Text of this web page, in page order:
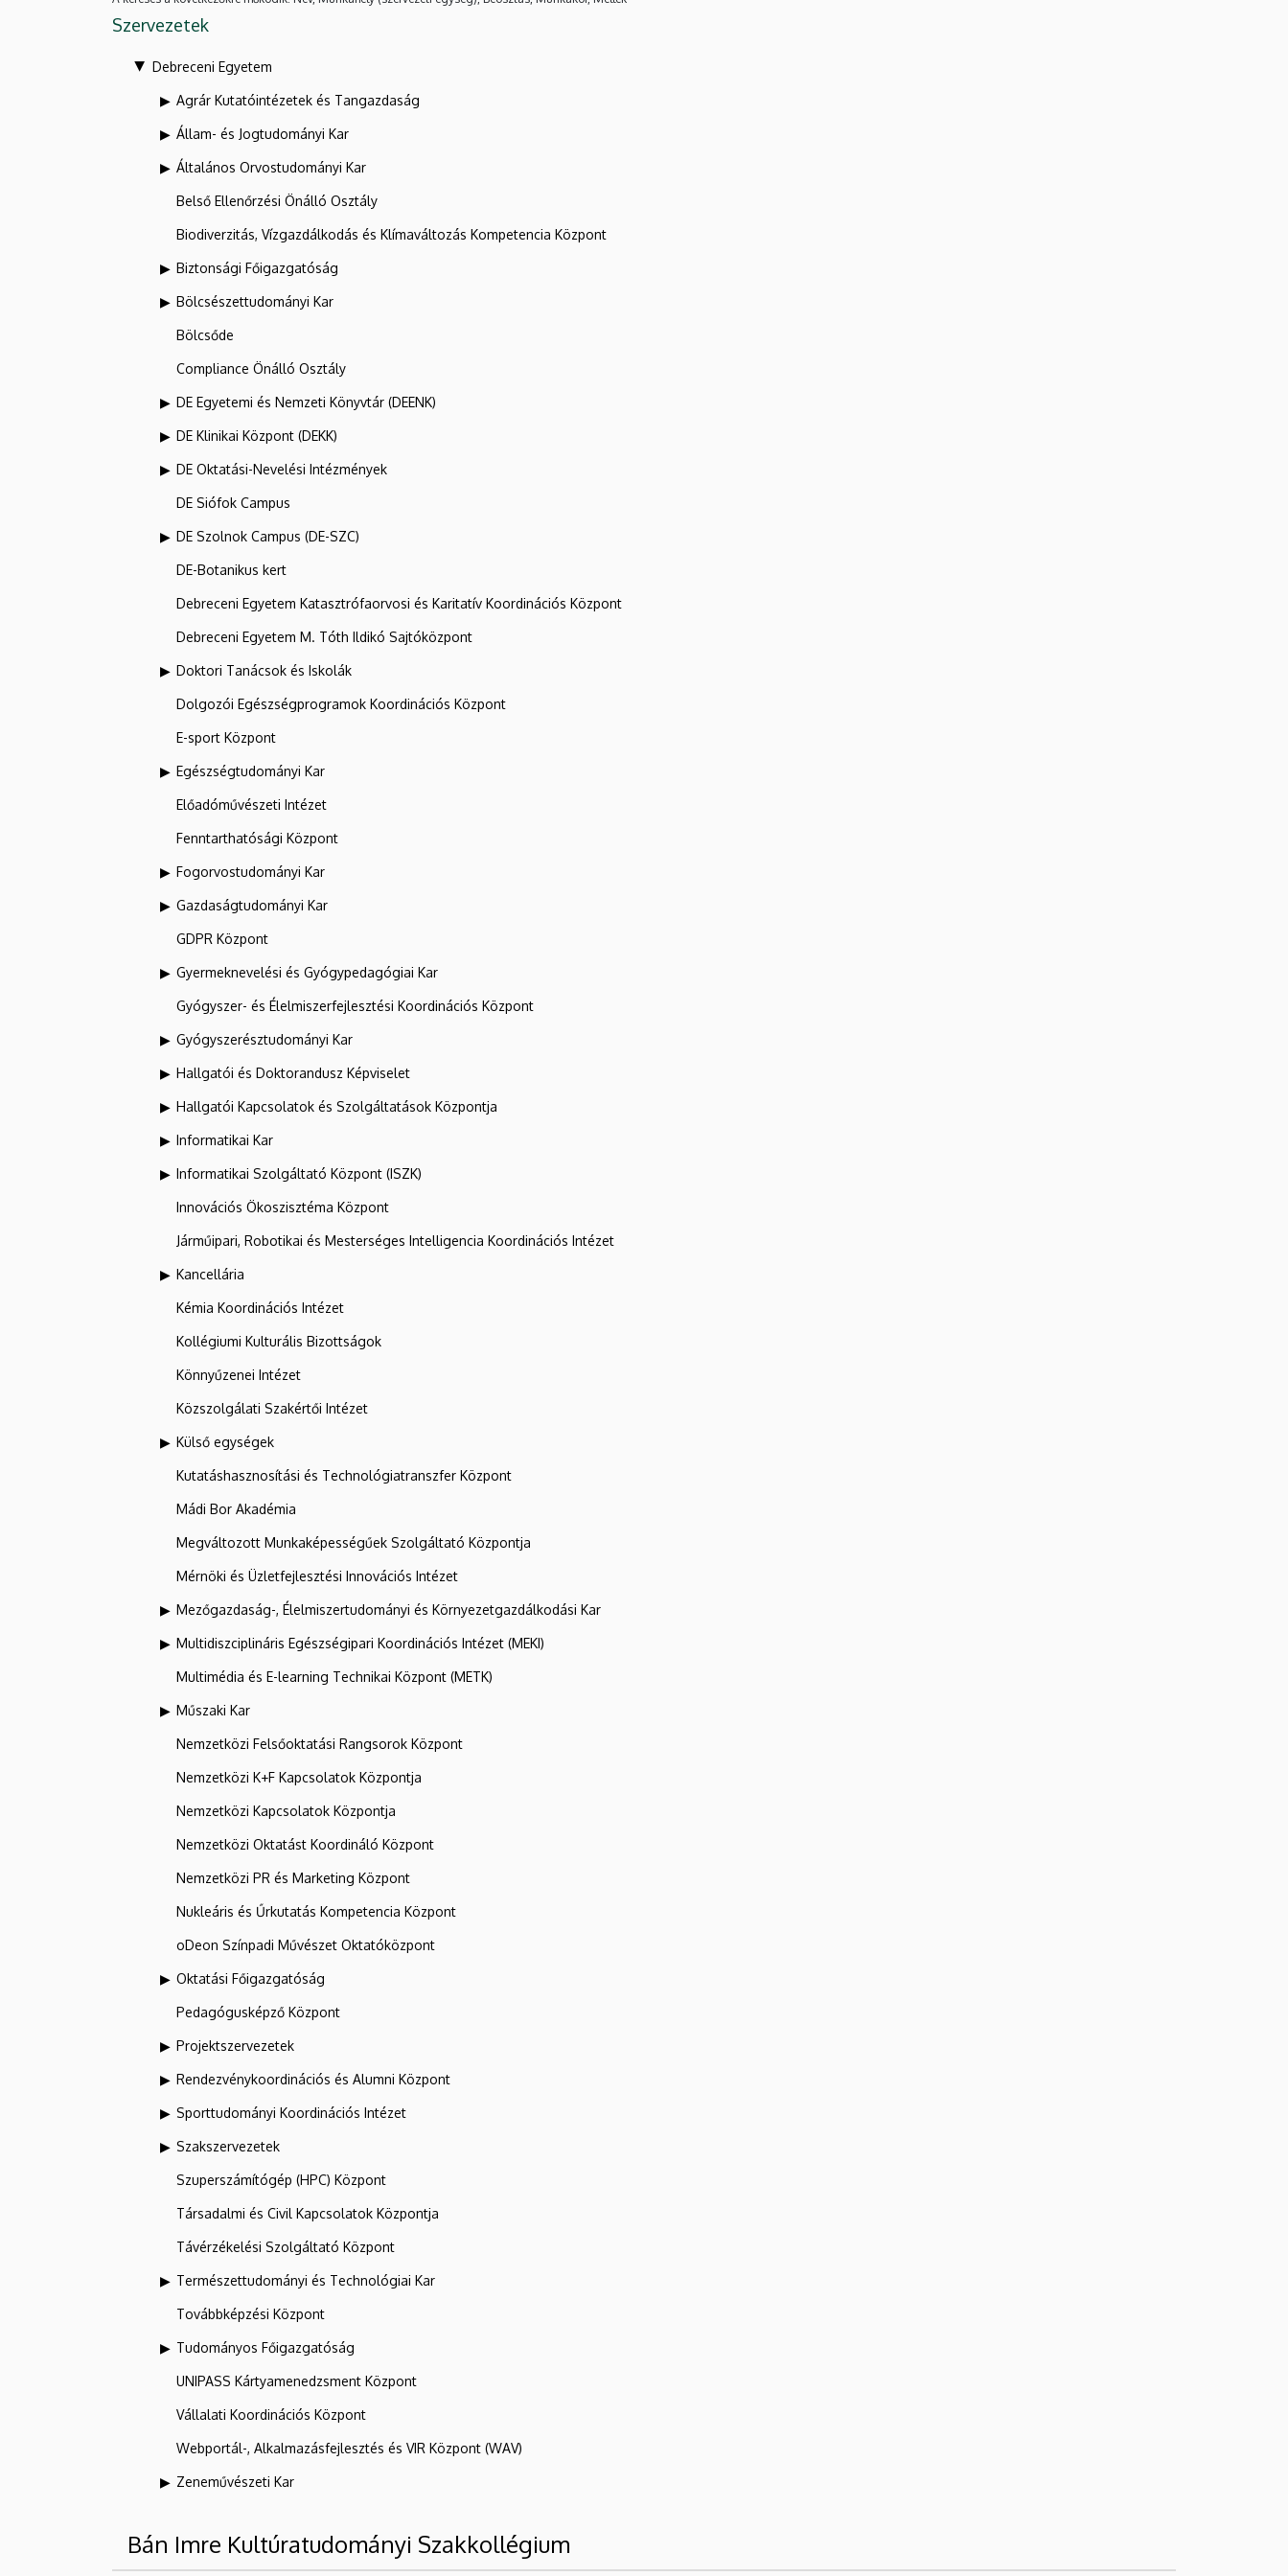
Szervezetek
Debreceni Egyetem
Agrár Kutatóintézetek és Tangazdaság
Állam- és Jogtudományi Kar
Általános Orvostudományi Kar
Belső Ellenőrzési Önálló Osztály
Biodiverzitás, Vízgazdálkodás és Klímaváltozás Kompetencia Központ
Biztonsági Főigazgatóság
Bölcsészettudományi Kar
Bölcsőde
Compliance Önálló Osztály
DE Egyetemi és Nemzeti Könyvtár (DEENK)
DE Klinikai Központ (DEKK)
DE Oktatási-Nevelési Intézmények
DE Siófok Campus
DE Szolnok Campus (DE-SZC)
DE-Botanikus kert
Debreceni Egyetem Katasztrófaorvosi és Karitatív Koordinációs Központ
Debreceni Egyetem M. Tóth Ildikó Sajtóközpont
Doktori Tanácsok és Iskolák
Dolgozói Egészségprogramok Koordinációs Központ
E-sport Központ
Egészségtudományi Kar
Előadóművészeti Intézet
Fenntarthatósági Központ
Fogorvostudományi Kar
Gazdaságtudományi Kar
GDPR Központ
Gyermeknevelési és Gyógypedagógiai Kar
Gyógyszer- és Élelmiszerfejlesztési Koordinációs Központ
Gyógyszerésztudományi Kar
Hallgatói és Doktorandusz Képviselet
Hallgatói Kapcsolatok és Szolgáltatások Központja
Informatikai Kar
Informatikai Szolgáltató Központ (ISZK)
Innovációs Ökoszisztéma Központ
Járműipari, Robotikai és Mesterséges Intelligencia Koordinációs Intézet
Kancellária
Kémia Koordinációs Intézet
Kollégiumi Kulturális Bizottságok
Könnyűzenei Intézet
Közszolgálati Szakértői Intézet
Külső egységek
Kutatáshasznosítási és Technológiatranszfer Központ
Mádi Bor Akadémia
Megváltozott Munkaképességűek Szolgáltató Központja
Mérnöki és Üzletfejlesztési Innovációs Intézet
Mezőgazdaság-, Élelmiszertudományi és Környezetgazdálkodási Kar
Multidiszciplináris Egészségipari Koordinációs Intézet (MEKI)
Multimédia és E-learning Technikai Központ (METK)
Műszaki Kar
Nemzetközi Felsőoktatási Rangsorok Központ
Nemzetközi K+F Kapcsolatok Központja
Nemzetközi Kapcsolatok Központja
Nemzetközi Oktatást Koordináló Központ
Nemzetközi PR és Marketing Központ
Nukleáris és Űrkutatás Kompetencia Központ
oDeon Színpadi Művészet Oktatóközpont
Oktatási Főigazgatóság
Pedagógusképző Központ
Projektszervezetek
Rendezvénykoordinációs és Alumni Központ
Sporttudományi Koordinációs Intézet
Szakszervezetek
Szuperszámítógép (HPC) Központ
Társadalmi és Civil Kapcsolatok Központja
Távérzékelési Szolgáltató Központ
Természettudományi és Technológiai Kar
Továbbképzési Központ
Tudományos Főigazgatóság
UNIPASS Kártyamenedzsment Központ
Vállalati Koordinációs Központ
Webportál-, Alkalmazásfejlesztés és VIR Központ (WAV)
Zeneművészeti Kar
Bán Imre Kultúratudományi Szakkollégium